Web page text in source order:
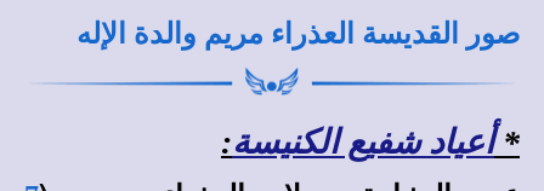
صور القديسة العذراء مريم والدة الإله
*أعياد شفيع الكنيسة: